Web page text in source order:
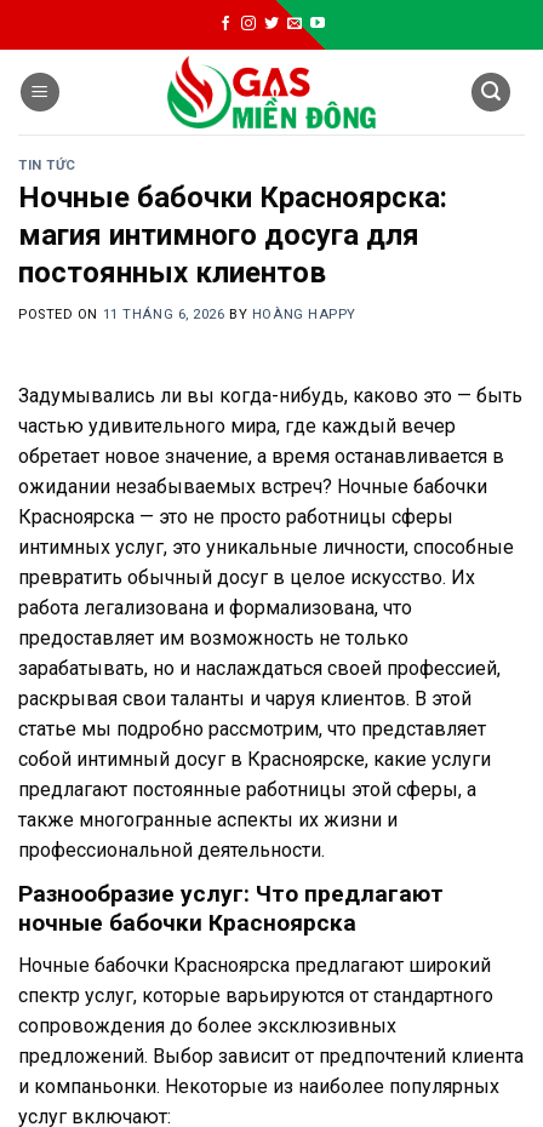
to
content
TIN TỨC
Ночные бабочки Красноярска:
магия интимного досуга для
постоянных клиентов
POSTED ON 11 THÁNG 6, 2026 BY HOÀNG HAPPY
Задумывались ли вы когда-нибудь, каково это — быть
частью удивительного мира, где каждый вечер
обретает новое значение, а время останавливается в
ожидании незабываемых встреч? Ночные бабочки
Красноярска — это не просто работницы сферы
интимных услуг, это уникальные личности, способные
превратить обычный досуг в целое искусство. Их
работа легализована и формализована, что
предоставляет им возможность не только
зарабатывать, но и наслаждаться своей профессией,
раскрывая свои таланты и чаруя клиентов. В этой
статье мы подробно рассмотрим, что представляет
собой интимный досуг в Красноярске, какие услуги
предлагают постоянные работницы этой сферы, а
также многогранные аспекты их жизни и
профессиональной деятельности.
Разнообразие услуг: Что предлагают
ночные бабочки Красноярска
Ночные бабочки Красноярска предлагают широкий
спектр услуг, которые варьируются от стандартного
сопровождения до более эксклюзивных
предложений. Выбор зависит от предпочтений клиента
и компаньонки. Некоторые из наиболее популярных
услуг включают: